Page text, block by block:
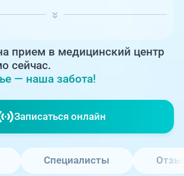
220-00-03
прием в медицинский центр
сейчас.
— наша забота!
Записаться онлайн
Специалисты